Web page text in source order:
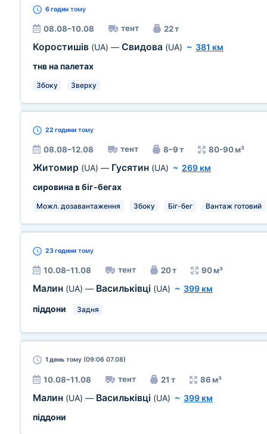
6 годин тому
08.08–10.08 тент 22 т
Коростишів (UA) — Свидова (UA) ~ 381 км
тнв на палетах
Збоку Зверху
22 години тому
08.08–12.08 тент 8–9 т 80-90 м³
Житомир (UA) — Гусятин (UA) ~ 269 км
сировина в біг-бегах
Можл. дозавантаження Збоку Біг-бег Вантаж готовий
23 години тому
10.08–11.08 тент 20 т 90 м³
Малин (UA) — Васильківці (UA) ~ 399 км
піддони
Задня
1 день тому (09:06 07.08)
10.08–11.08 тент 21 т 86 м³
Малин (UA) — Васильківці (UA) ~ 399 км
піддони